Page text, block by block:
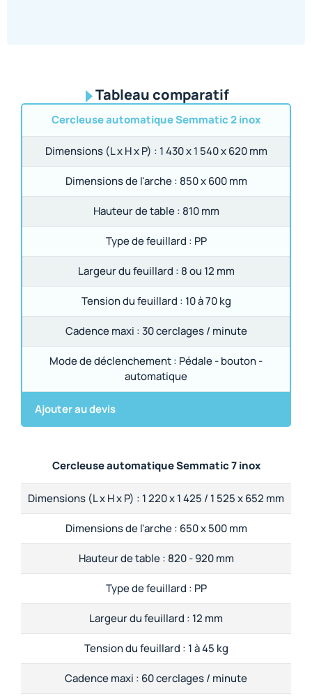
Tableau comparatif
Cercleuse automatique Semmatic 2 inox
Dimensions (L x H x P) : 1 430 x 1 540 x 620 mm
Dimensions de l'arche : 850 x 600 mm
Hauteur de table : 810 mm
Type de feuillard : PP
Largeur du feuillard : 8 ou 12 mm
Tension du feuillard : 10 à 70 kg
Cadence maxi : 30 cerclages / minute
Mode de déclenchement : Pédale - bouton -
automatique
Ajouter au devis
Cercleuse automatique Semmatic 7 inox
Dimensions (L x H x P) : 1 220 x 1 425 / 1 525 x 652 mm
Dimensions de l'arche : 650 x 500 mm
Hauteur de table : 820 - 920 mm
Type de feuillard : PP
Largeur du feuillard : 12 mm
Tension du feuillard : 1 à 45 kg
Cadence maxi : 60 cerclages / minute